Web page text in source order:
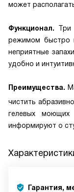
может
Функционал. Три
режимом быстро
неприятные
удобно и
Преимущества.
чистить
гелевых моющих
информируют о
Гарантия,